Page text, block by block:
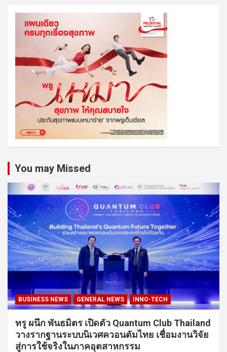
You may Missed
BUSINESS NEWS GENERAL NEWS INNO-TECH
ทรู ผนึก พันธมิตร เปิดตัว Quantum Club Thailand
วางรากฐานระบบนิเวศควอนตัมไทย เชื่อมงานวิจัย
สู่การใช้จริงในภาคอุตสาหกรรม